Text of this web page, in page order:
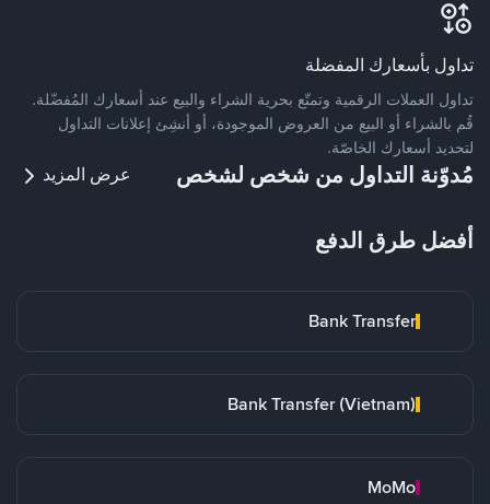
تداول بأسعارك المفضلة
تداول العملات الرقمية وتمتّع بحرية الشراء والبيع عند أسعارك المُفضّلة.
قُم بالشراء أو البيع من العروض الموجودة، أو أنشِئ إعلانات التداول
لتحديد أسعارك الخاصّة.
مُدوّنة التداول من شخص لشخص عرض المزيد
أفضل طرق الدفع
Bank Transfer
Bank Transfer (Vietnam)
MoMo